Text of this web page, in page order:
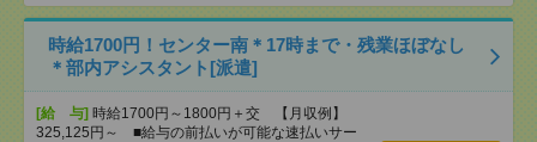
時給1700円！センター南＊17時まで・残業ほぼなし
＊部内アシスタント[派遣]
[給 与] 時給1700円～1800円＋交 【月収例】
325,125円～ ■給与の前払いが可能な速払いサー